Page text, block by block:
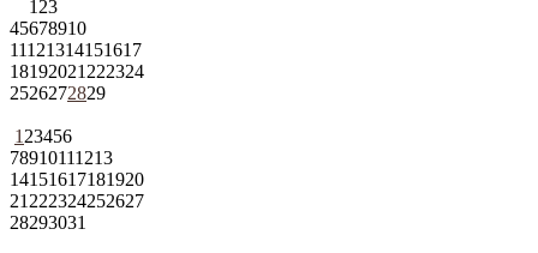
1 23
45678910
11121314151617
18192021 222324
2526272829
1 23456
78910111213
14151617181920
21 222324252627
28293031